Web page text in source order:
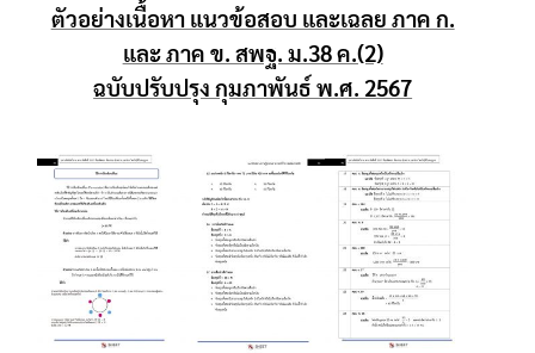
ตัวอย่างเนื้อหา แนวข้อสอบ และเฉลย ภาค ก.
และ ภาค ข. สพฐ. ม.38 ค.(2)
ฉบับปรับปรุง กุมภาพันธ์ พ.ศ. 2567